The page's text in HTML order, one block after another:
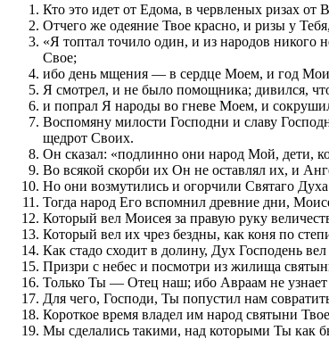
Кто это идет от Едома, в червленых ризах
Отчего же одеяние Твое красно, и ризы у
«Я топтал точило один, и из народов
Свое;
ибо день мщения — в сердце Моем, и год
Я смотрел, и не было помощника; дивился,
и попрал Я народы во гневе Моем, и
Воспомяну милости Господни и славу
щедрот Своих.
Он сказал: «подлинно они народ Мой, дети,
Во всякой скорби их Он не оставлял их, и
Но они возмутились и огорчили Святаго
Тогда народ Его вспомнил древние дни,
Который вел Моисея за правую руку
Который вел их чрез бездны, как коня по
Как стадо сходит в долину, Дух Господень
Призри с небес и посмотри из жилища
Только Ты — Отец наш; ибо Авраам не
Для чего, Господи, Ты попустил нам
Короткое время владел им народ святыни
Мы сделались такими, над которыми Ты как